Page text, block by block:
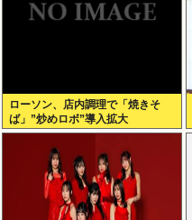
ローソン、店内調理で「焼きそ
ば」”炒めロボ”導入拡大